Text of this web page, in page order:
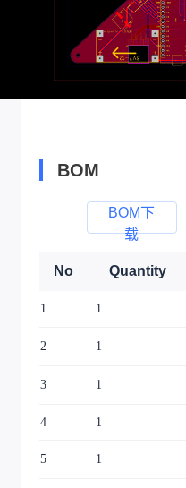
BOM
BOM下
载
No Quantity
1 1
2 1
3 1
4 1
5 1